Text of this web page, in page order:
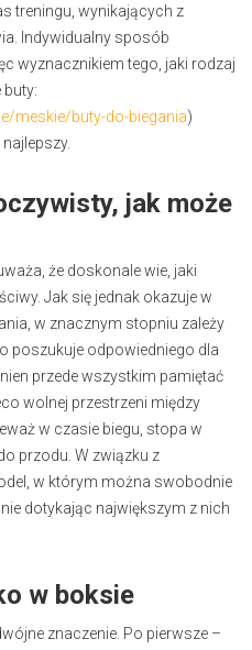
treningu, wynikających z
Indywidualny sposób
wyznacznikiem tego, jaki rodzaj
buty:
meskie/buty-do-biegania)
jak może
że doskonale wie, jaki
Jak się jednak okazuje w
w znacznym stopniu zależy
poszukuje odpowiedniego dla
przede wszystkim pamiętać
wolnej przestrzeni między
w czasie biegu, stopa w
przodu. W związku z
w którym można swobodnie
dotykając największym z nich
w boksie
znaczenie. Po pierwsze –